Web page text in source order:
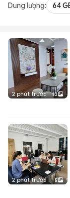
Dung lượng: 64
2 phút trước 10
2 phút trước 5